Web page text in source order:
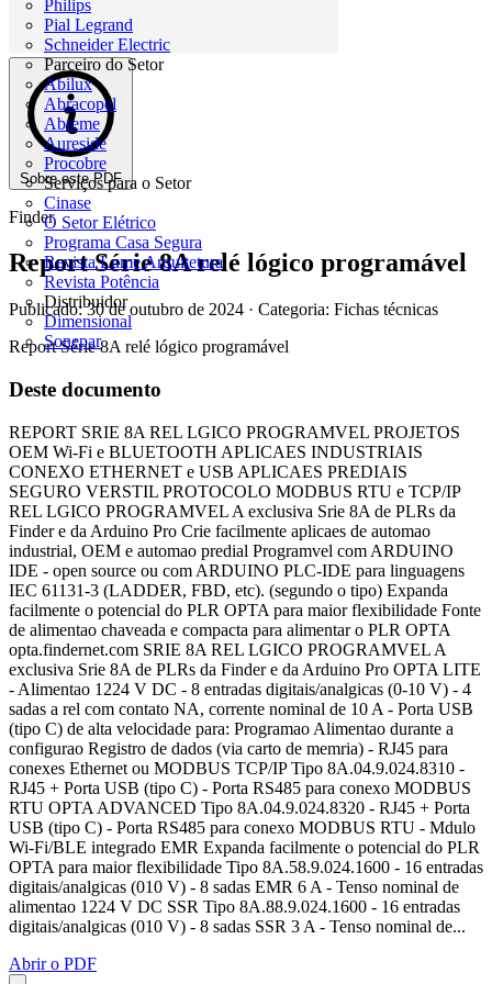
Philips
Pial Legrand
Schneider Electric
Parceiro do Setor
Abilux
Abracopel
Abreme
Aureside
Procobre
Serviços para o Setor
Cinase
O Setor Elétrico
Programa Casa Segura
Revista Lume Arquitetura
Revista Potência
Distribuidor
Dimensional
Sonepar
Sobre este PDF
Finder
Report Série 8A relé lógico programável
Publicado: 30 de outubro de 2024 · Categoria: Fichas técnicas
Report Série 8A relé lógico programável
Deste documento
REPORT SRIE 8A REL LGICO PROGRAMVEL PROJETOS
OEM Wi-Fi e BLUETOOTH APLICAES INDUSTRIAIS
CONEXO ETHERNET e USB APLICAES PREDIAIS
SEGURO VERSTIL PROTOCOLO MODBUS RTU e TCP/IP
REL LGICO PROGRAMVEL A exclusiva Srie 8A de PLRs da
Finder e da Arduino Pro Crie facilmente aplicaes de automao
industrial, OEM e automao predial Programvel com ARDUINO
IDE - open source ou com ARDUINO PLC-IDE para linguagens
IEC 61131-3 (LADDER, FBD, etc). (segundo o tipo) Expanda
facilmente o potencial do PLR OPTA para maior flexibilidade Fonte
de alimentao chaveada e compacta para alimentar o PLR OPTA
opta.findernet.com SRIE 8A REL LGICO PROGRAMVEL A
exclusiva Srie 8A de PLRs da Finder e da Arduino Pro OPTA LITE
- Alimentao 1224 V DC - 8 entradas digitais/analgicas (0-10 V) - 4
sadas a rel com contato NA, corrente nominal de 10 A - Porta USB
(tipo C) de alta velocidade para: Programao Alimentao durante a
configurao Registro de dados (via carto de memria) - RJ45 para
conexes Ethernet ou MODBUS TCP/IP Tipo 8A.04.9.024.8310 -
RJ45 + Porta USB (tipo C) - Porta RS485 para conexo MODBUS
RTU OPTA ADVANCED Tipo 8A.04.9.024.8320 - RJ45 + Porta
USB (tipo C) - Porta RS485 para conexo MODBUS RTU - Mdulo
Wi-Fi/BLE integrado EMR Expanda facilmente o potencial do PLR
OPTA para maior flexibilidade Tipo 8A.58.9.024.1600 - 16 entradas
digitais/analgicas (010 V) - 8 sadas EMR 6 A - Tenso nominal de
alimentao 1224 V DC SSR Tipo 8A.88.9.024.1600 - 16 entradas
digitais/analgicas (010 V) - 8 sadas SSR 3 A - Tenso nominal de...
Abrir o PDF